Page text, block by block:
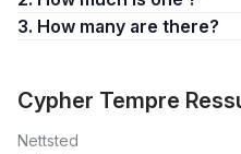
3. How many are there?
Cypher Tempre
Nettsted